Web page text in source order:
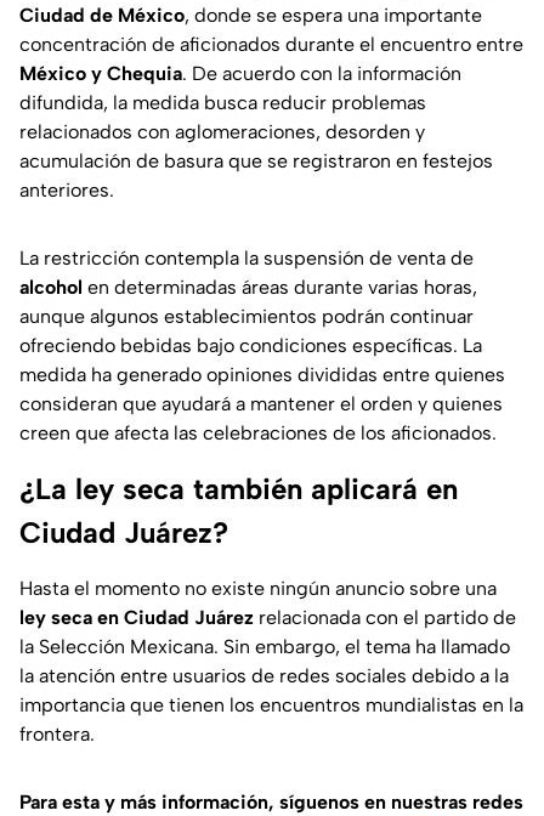
Ciudad de México, donde se espera una importante
concentración de aficionados durante el encuentro entre
México y Chequia. De acuerdo con la información
difundida, la medida busca reducir problemas
relacionados con aglomeraciones, desorden y
acumulación de basura que se registraron en festejos
anteriores.
La restricción contempla la suspensión de venta de
alcohol en determinadas áreas durante varias horas,
aunque algunos establecimientos podrán continuar
ofreciendo bebidas bajo condiciones específicas. La
medida ha generado opiniones divididas entre quienes
consideran que ayudará a mantener el orden y quienes
creen que afecta las celebraciones de los aficionados.
¿La ley seca también aplicará en
Ciudad Juárez?
Hasta el momento no existe ningún anuncio sobre una
ley seca en Ciudad Juárez relacionada con el partido de
la Selección Mexicana. Sin embargo, el tema ha llamado
la atención entre usuarios de redes sociales debido a la
importancia que tienen los encuentros mundialistas en la
frontera.
Para esta y más información, síguenos en nuestras redes